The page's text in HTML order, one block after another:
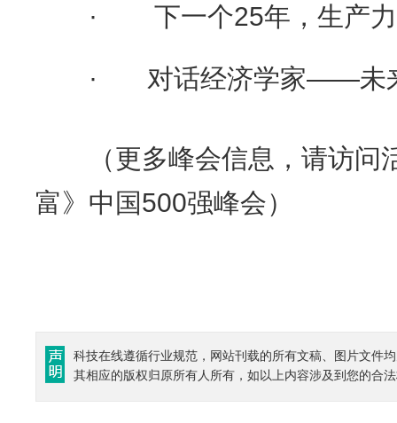
· 下一个25年，生产力
· 对话经济学家——未来
（更多峰会信息，请访问
富》中国500强峰会）
科技在线遵循行业规范，网站刊载的所有文稿、图片文件
其相应的版权归原所有人所有，如以上内容涉及到您的合